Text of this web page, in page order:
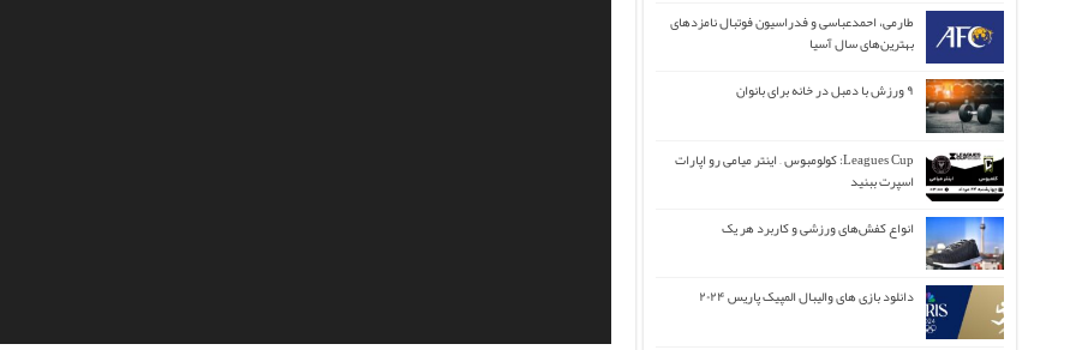
طارمی، احمدعباسی و فدراسیون فوتبال نامزدهای
بهترین‌های سال آسیا
۹ ورزش با دمبل در خانه برای بانوان
Leagues Cup: کولومبوس – اینتر میامی رو اپارات
اسپرت ببنید
انواع کفش‌های ورزشی و کاربرد هر یک
دانلود بازی های والیبال المپیک پاریس ۲۰۲۴